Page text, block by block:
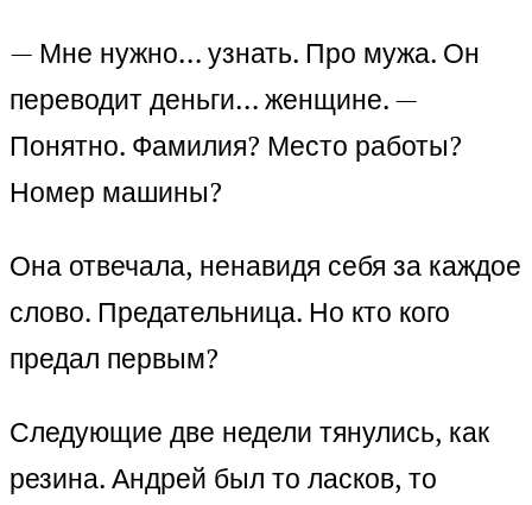
— Мне нужно… узнать. Про мужа. Он
переводит деньги… женщине. —
Понятно. Фамилия? Место работы?
Номер машины?
Она отвечала, ненавидя себя за каждое
слово. Предательница. Но кто кого
предал первым?
Следующие две недели тянулись, как
резина. Андрей был то ласков, то